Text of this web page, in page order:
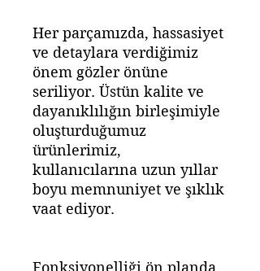
Her parçamızda, hassasiyet
ve detaylara verdiğimiz
önem gözler önüne
seriliyor. Üstün kalite ve
dayanıklılığın birleşimiyle
oluşturduğumuz
ürünlerimiz,
kullanıcılarına uzun yıllar
boyu memnuniyet ve şıklık
vaat ediyor.